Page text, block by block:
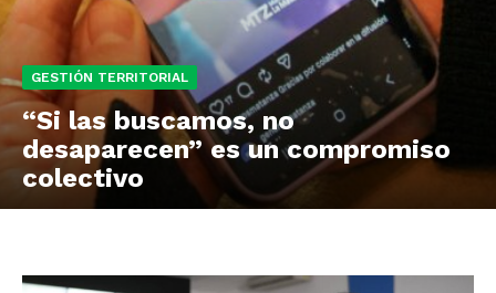
GESTIÓN TERRITORIAL
“Si las buscamos, no
desaparecen” es un compromiso
colectivo